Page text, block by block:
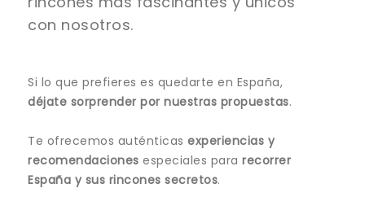
con nosotros.
Si lo que prefieres es quedarte en España,
déjate sorprender por nuestras propuestas.
Te ofrecemos auténticas experiencias y
recomendaciones especiales para recorrer
España y sus rincones secretos.